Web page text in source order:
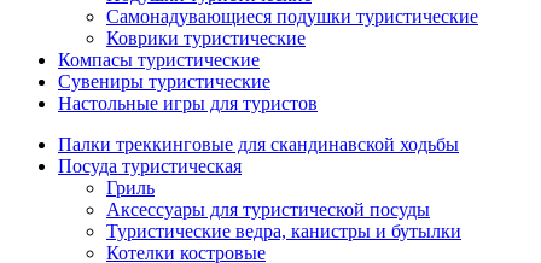
Самонадувающиеся подушки туристические
Коврики туристические
Компасы туристические
Сувениры туристические
Настольные игры для туристов
Палки треккинговые для скандинавской ходьбы
Посуда туристическая
Гриль
Аксессуары для туристической посуды
Туристические ведра, канистры и бутылки
Котелки костровые